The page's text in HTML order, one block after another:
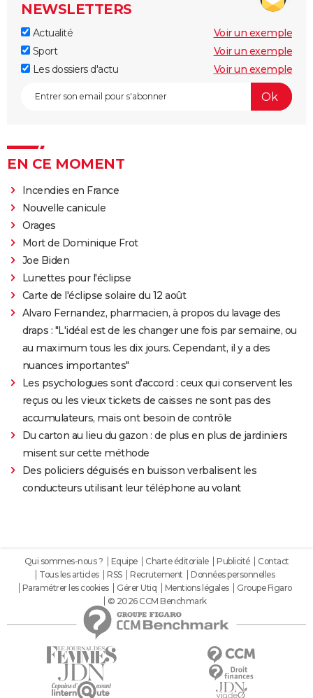
NEWSLETTERS
Actualité
Voir un exemple
Sport
Voir un exemple
Les dossiers d'actu
Voir un exemple
EN CE MOMENT
Incendies en France
Nouvelle canicule
Orages
Mort de Dominique Frot
Joe Biden
Lunettes pour l'éclipse
Carte de l'éclipse solaire du 12 août
Alvaro Fernandez, pharmacien, à propos du lavage des
draps : "L'idéal est de les changer une fois par semaine, ou
au maximum tous les dix jours. Cependant, il y a des
nuances importantes"
Les psychologues sont d'accord : ceux qui conservent les
reçus ou les vieux tickets de caisses ne sont pas des
accumulateurs, mais ont besoin de contrôle
Du carton au lieu du gazon : de plus en plus de jardiniers
misent sur cette méthode
Des policiers déguisés en buisson verbalisent les
conducteurs utilisant leur téléphone au volant
Qui sommes-nous ? Equipe Charte éditoriale Publicité
Contact
Tous les articles
RSS Recrutement
Données personnelles
Paramétrer les cookies
Gérer Utiq Mentions légales
Groupe Figaro
© 2026 CCM Benchmark